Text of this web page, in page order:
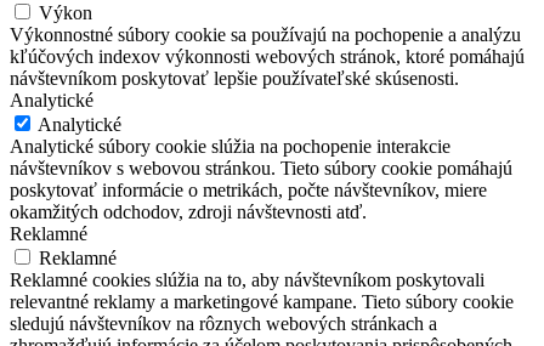
Výkon
Výkonnostné súbory cookie sa používajú na pochopenie a analýzu
kľúčových indexov výkonnosti webových stránok, ktoré pomáhajú
návštevníkom poskytovať lepšie používateľské skúsenosti.
Analytické
Analytické
Analytické súbory cookie slúžia na pochopenie interakcie
návštevníkov s webovou stránkou. Tieto súbory cookie pomáhajú
poskytovať informácie o metrikách, počte návštevníkov, miere
okamžitých odchodov, zdroji návštevnosti atď.
Reklamné
Reklamné
Reklamné cookies slúžia na to, aby návštevníkom poskytovali
relevantné reklamy a marketingové kampane. Tieto súbory cookie
sledujú návštevníkov na rôznych webových stránkach a